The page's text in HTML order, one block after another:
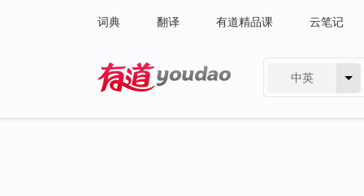
词典 翻译 有道精品课 云笔记
中英